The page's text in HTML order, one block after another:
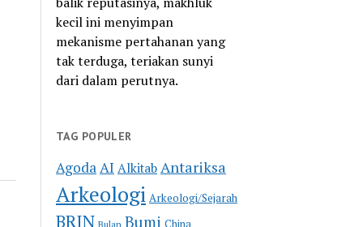
kecil ini menyimpan
mekanisme pertahanan yang
tak terduga, teriakan sunyi
dari dalam perutnya.
TAG POPULER
AgodaAI Alkitab Antariksa
Arkeologi Arkeologi/Sejarah
BRIN Bulan Bumi China